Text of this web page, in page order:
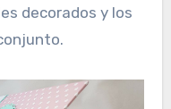
decorados y los